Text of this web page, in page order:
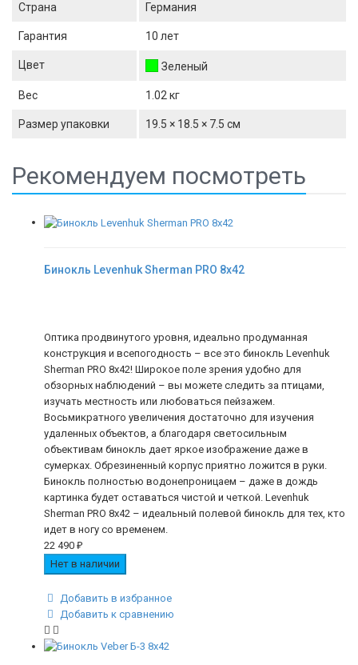
Страна Германия
Гарантия 10 лет
Цвет Зеленый
Вес 1.02 кг
Размер упаковки 19.5 × 18.5 × 7.5 см
Рекомендуем посмотреть
Бинокль Levenhuk Sherman PRO 8x42
Оптика продвинутого уровня, идеально продуманная
конструкция и всепогодность – все это бинокль Levenhuk
Sherman PRO 8x42! Широкое поле зрения удобно для
обзорных наблюдений – вы можете следить за птицами,
изучать местность или любоваться пейзажем.
Восьмикратного увеличения достаточно для изучения
удаленных объектов, а благодаря светосильным
объективам бинокль дает яркое изображение даже в
сумерках. Обрезиненный корпус приятно ложится в руки.
Бинокль полностью водонепроницаем – даже в дождь
картинка будет оставаться чистой и четкой. Levenhuk
Sherman PRO 8x42 – идеальный полевой бинокль для тех, кто
идет в ногу со временем.
22 490 ₽
Нет в наличии
Добавить в избранное
Добавить к сравнению